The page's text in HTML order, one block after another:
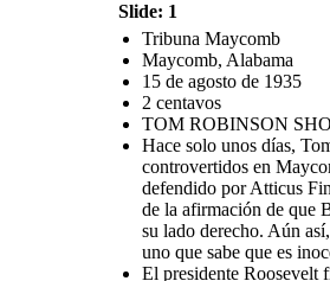
Slide: 1
Tribuna Maycomb
Maycomb, Alabama
15 de agosto de 1935
2 centavos
TOM ROBINSON
Hace solo unos días,
controvertidos en
defendido por Atticus
de la afirmación de que
su lado derecho. Aún
uno que sabe que es
El presidente Roosevelt